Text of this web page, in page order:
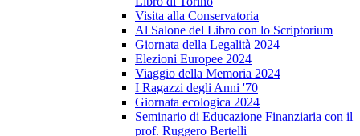
Visita alla Conservatoria
Al Salone del Libro con lo Scriptorium
Giornata della Legalità 2024
Elezioni Europee 2024
Viaggio della Memoria 2024
I Ragazzi degli Anni '70
Giornata ecologica 2024
Seminario di Educazione Finanziaria con il
prof. Ruggero Bertelli